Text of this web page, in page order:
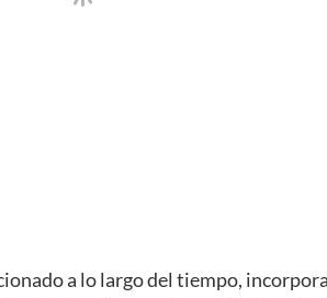
a lo largo del tiempo,